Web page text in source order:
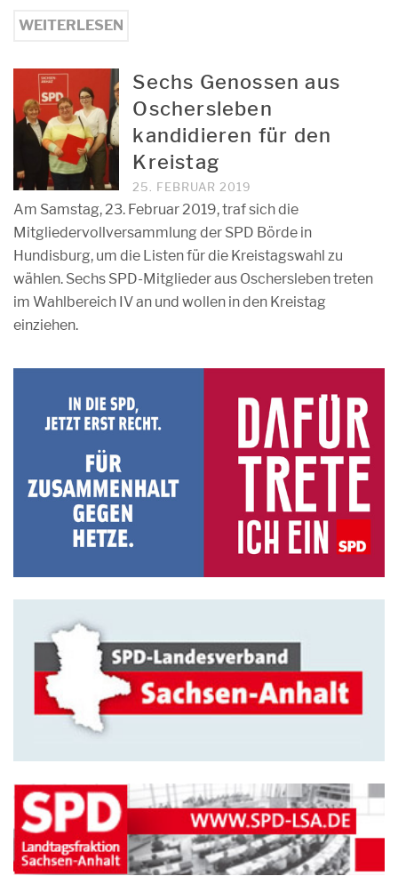
WEITERLESEN
Sechs Genossen aus
Oschersleben
kandidieren für den
Kreistag
25. FEBRUAR 2019
Am Samstag, 23. Februar 2019, traf sich die
Mitgliedervollversammlung der SPD Börde in
Hundisburg, um die Listen für die Kreistagswahl zu
wählen. Sechs SPD-Mitglieder aus Oschersleben treten
im Wahlbereich IV an und wollen in den Kreistag
einziehen.